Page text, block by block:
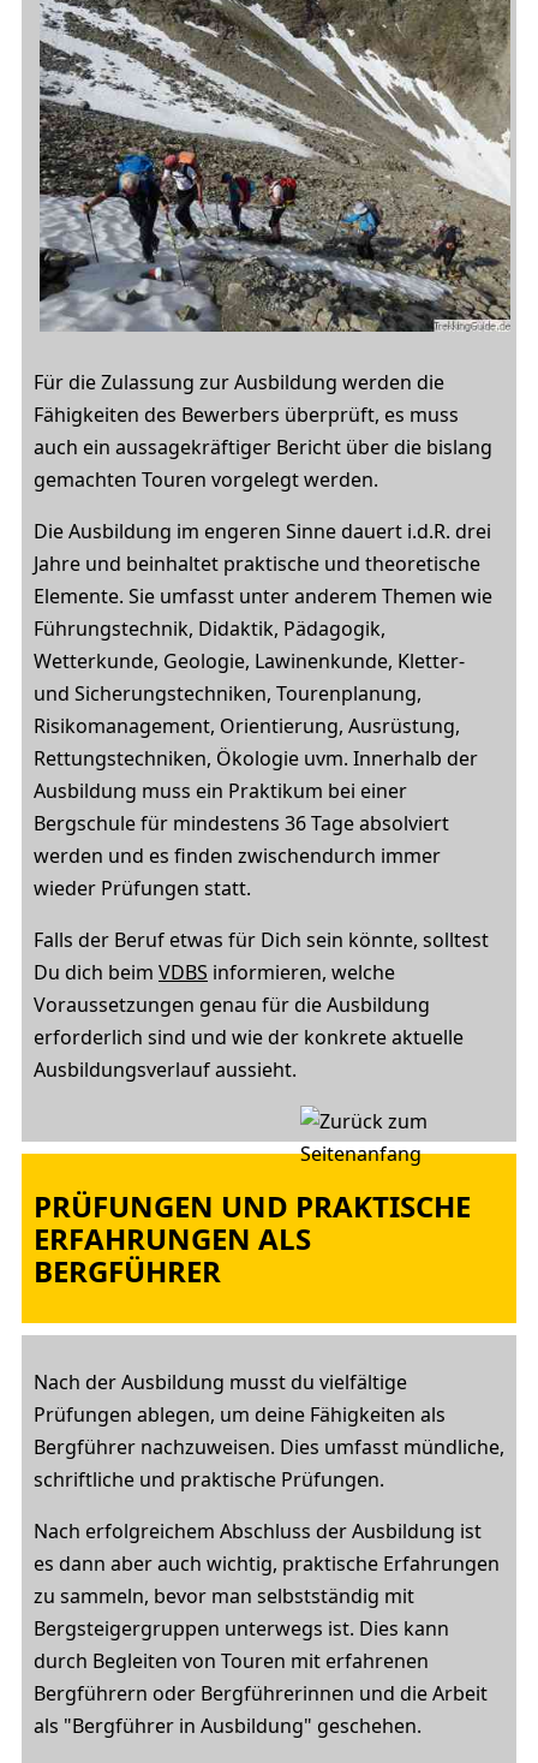
Für die Zulassung zur Ausbildung werden die
Fähigkeiten des Bewerbers überprüft, es muss
auch ein aussagekräftiger Bericht über die bislang
gemachten Touren vorgelegt werden.
Die Ausbildung im engeren Sinne dauert i.d.R. drei
Jahre und beinhaltet praktische und theoretische
Elemente. Sie umfasst unter anderem Themen wie
Führungstechnik, Didaktik, Pädagogik,
Wetterkunde, Geologie, Lawinenkunde, Kletter-
und Sicherungstechniken, Tourenplanung,
Risikomanagement, Orientierung, Ausrüstung,
Rettungstechniken, Ökologie uvm. Innerhalb der
Ausbildung muss ein Praktikum bei einer
Bergschule für mindestens 36 Tage absolviert
werden und es finden zwischendurch immer
wieder Prüfungen statt.
Falls der Beruf etwas für Dich sein könnte, solltest
Du dich beim VDBS informieren, welche
Voraussetzungen genau für die Ausbildung
erforderlich sind und wie der konkrete aktuelle
Ausbildungsverlauf aussieht.
PRÜFUNGEN UND PRAKTISCHE
ERFAHRUNGEN ALS
BERGFÜHRER
Nach der Ausbildung musst du vielfältige
Prüfungen ablegen, um deine Fähigkeiten als
Bergführer nachzuweisen. Dies umfasst mündliche,
schriftliche und praktische Prüfungen.
Nach erfolgreichem Abschluss der Ausbildung ist
es dann aber auch wichtig, praktische Erfahrungen
zu sammeln, bevor man selbstständig mit
Bergsteigergruppen unterwegs ist. Dies kann
durch Begleiten von Touren mit erfahrenen
Bergführern oder Bergführerinnen und die Arbeit
als "Bergführer in Ausbildung" geschehen.